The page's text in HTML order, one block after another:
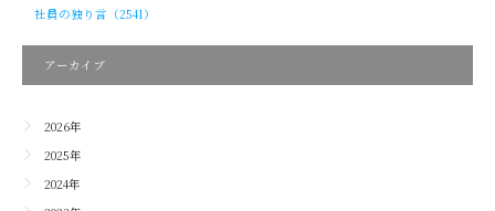
社員の独り言（2541）
アーカイブ
2026年
2025年
2024年